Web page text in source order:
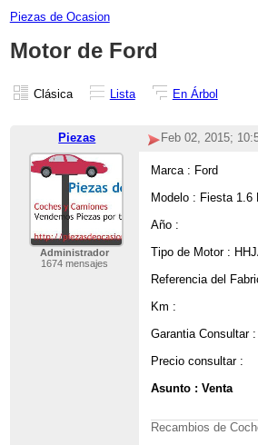
Piezas de Ocasion
Motor de Ford
Clásica Lista En Árbol
Piezas Feb 02, 2015;
Administrador
1674 mensajes
Marca : Ford
Modelo : Fiesta 1.6
Año :
Tipo de Motor :
Referencia del
Km :
Garantia Consultar :
Precio consultar :
Asunto : Venta
Recambios de